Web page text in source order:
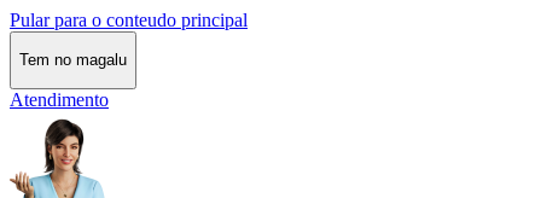
Pular para o conteudo principal
Tem no magalu
Atendimento